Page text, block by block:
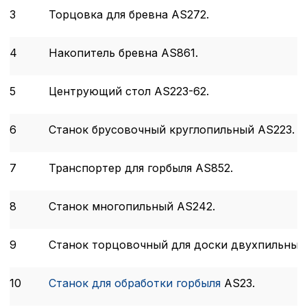
3 Торцовка для бревна AS272.
4 Накопитель бревна AS861.
5 Центрующий стол AS223-62.
6 Станок брусовочный круглопильный AS223.
7 Транспортер для горбыля AS852.
8 Станок многопильный AS242.
9 Станок торцовочный для доски двухпильный
10 Станок для обработки горбыля AS23.